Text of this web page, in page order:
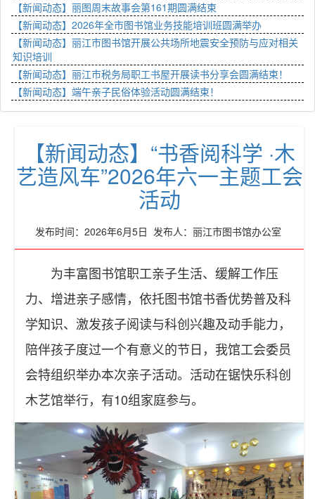
【新闻动态】丽图周末故事会第161期圆满结束
【新闻动态】2026年全市图书馆业务技能培训班圆满举办
【新闻动态】丽江市图书馆开展公共场所地震安全预防与应对相关
知识培训
【新闻动态】丽江市税务局职工书屋开展读书分享会圆满结束！
【新闻动态】端午亲子民俗体验活动圆满结束！
【新闻动态】“书香阅科学 ·木
艺造风车”2026年六一主题工会
活动
发布时间：2026年6月5日 发布人：丽江市图书馆办公室
为丰富图书馆职工亲子生活、缓解工作压
力、增进亲子感情，依托图书馆书香优势普及科
学知识、激发孩子阅读与科创兴趣及动手能力，
陪伴孩子度过一个有意义的节日，我馆工会委员
会特组织举办本次亲子活动。活动在锯快乐科创
木艺馆举行，有10组家庭参与。